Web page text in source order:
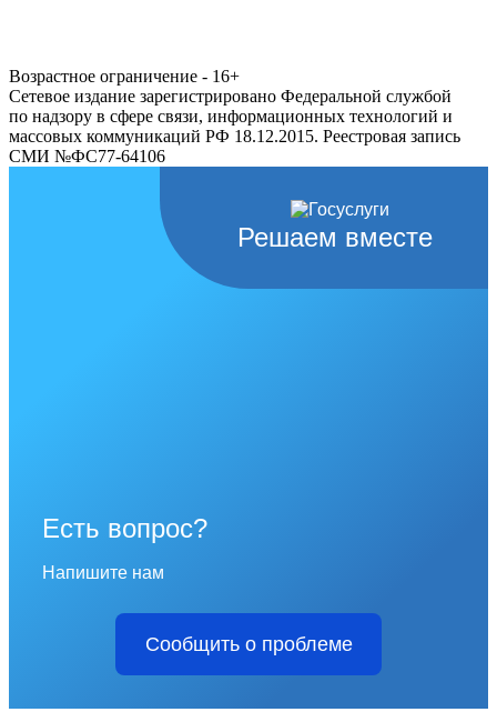
Возрастное ограничение - 16+
Сетевое издание зарегистрировано Федеральной службой
по надзору в сфере связи, информационных технологий и
массовых коммуникаций РФ 18.12.2015. Реестровая запись
СМИ №ФС77-64106
Решаем вместе
Есть вопрос?
Напишите нам
Сообщить о проблеме